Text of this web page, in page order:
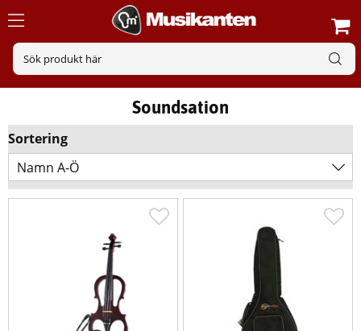
Soundsation
Sortering
Namn A-Ö